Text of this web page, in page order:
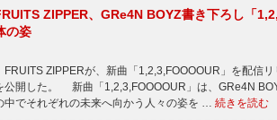
ZIPPER、GRe4N BOYZ書き下ろし「
の姿
FRUITS ZIPPERが、新曲「1,2,3,FOOOOUR」を配信
公開した。 新曲「1,2,3,FOOOOUR」は、GRe4N
中でそれぞれの未来へ向かう人々の姿を … 続きを読む